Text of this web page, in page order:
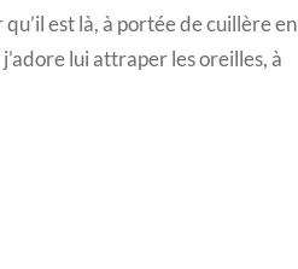
est là, à portée de cuillère en
lui attraper les oreilles, à